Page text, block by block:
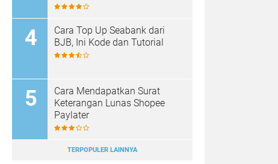
Cara Top Up Seabank dari
BJB, Ini Kode dan Tutorial
Cara Mendapatkan Surat
Keterangan Lunas Shopee
Paylater
TERPOPULER LAINNYA